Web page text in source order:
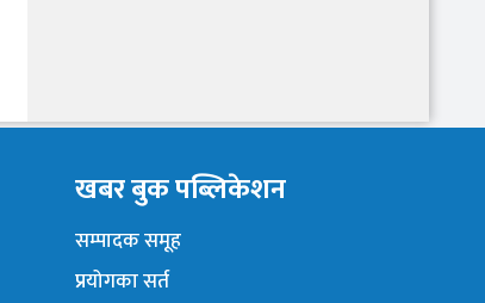
खबर बुक पब्लिकेशन
सम्पादक समूह
प्रयोगका सर्त